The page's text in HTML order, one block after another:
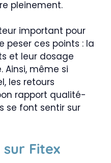
pleinement.
important pour
peser ces points : la
et leur dosage
Ainsi, même si
les retours
rapport qualité-
se font sentir sur
Fitex